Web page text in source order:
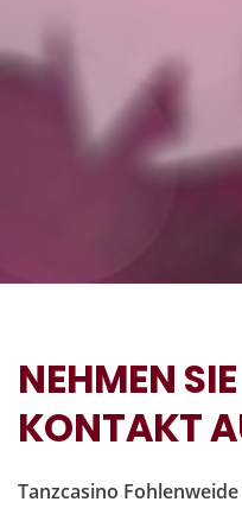
NEHMEN
KONTAKT
Tanzcasino